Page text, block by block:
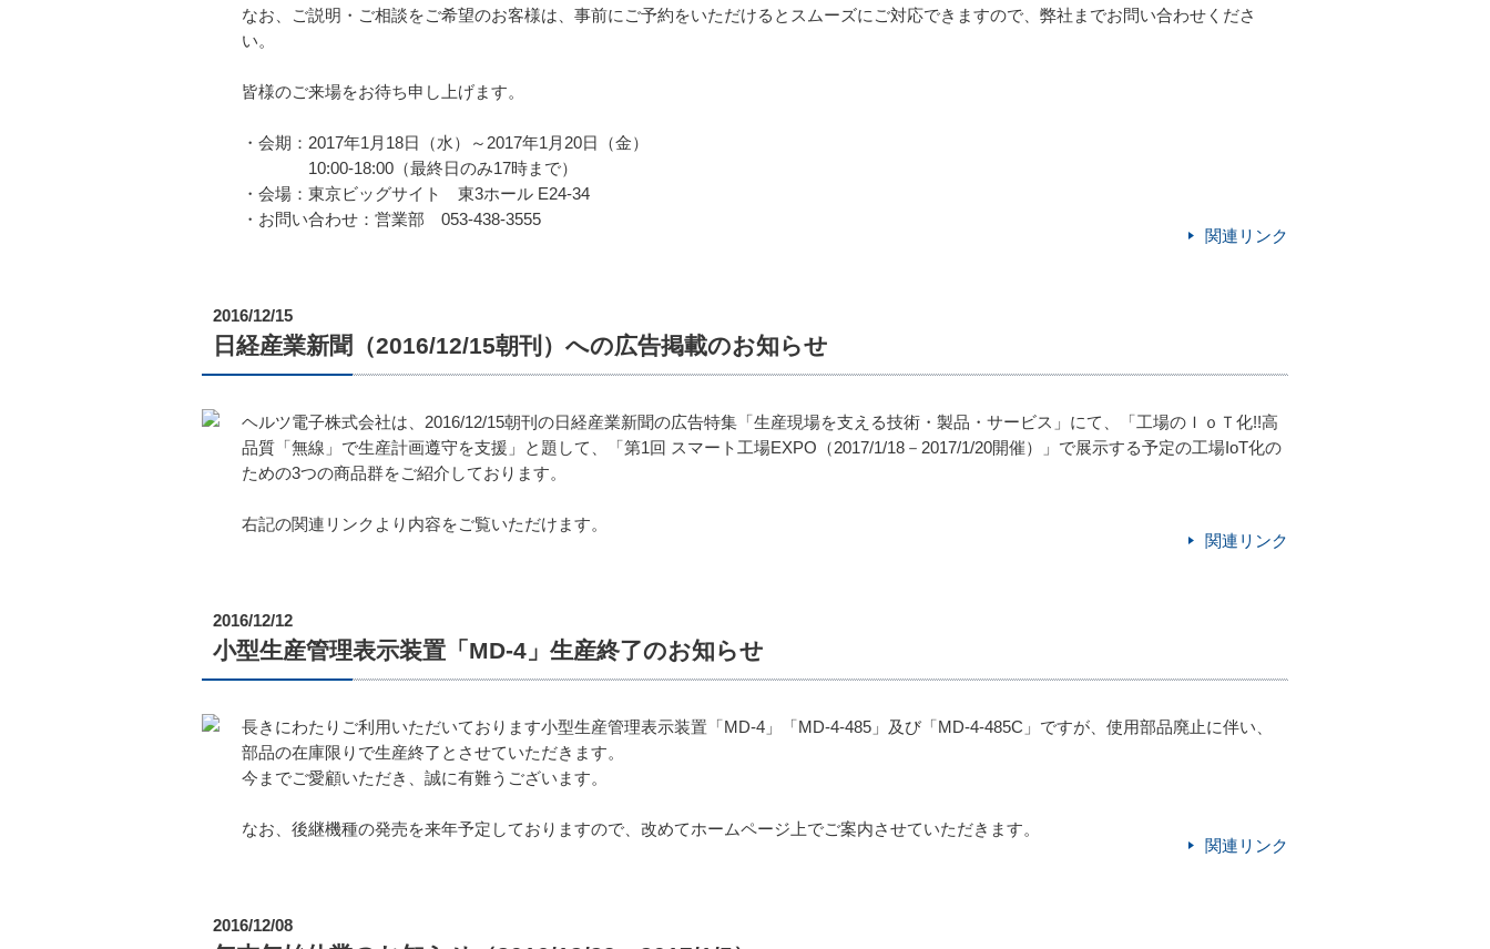
なお、ご説明・ご相談をご希望のお客様は、事前にご予約をいただけるとスムーズにご対応できますので、弊社までお問い合わせくださ
い。
皆様のご来場をお待ち申し上げます。
・会期：2017年1月18日（水）～2017年1月20日（金）
10:00-18:00（最終日のみ17時まで）
・会場：東京ビッグサイト 東3ホール E24-34
・お問い合わせ：営業部 053-438-3555
関連リンク
2016/12/15
日経産業新聞（2016/12/15朝刊）への広告掲載のお知らせ
ヘルツ電子株式会社は、2016/12/15朝刊の日経産業新聞の広告特集「生産現場を支える技術・製品・サービス」にて、「工場のＩｏＴ化!!高
品質「無線」で生産計画遵守を支援」と題して、「第1回 スマート工場EXPO（2017/1/18－2017/1/20開催）」で展示する予定の工場IoT化の
ための3つの商品群をご紹介しております。
右記の関連リンクより内容をご覧いただけます。
関連リンク
2016/12/12
小型生産管理表示装置「MD-4」生産終了のお知らせ
長きにわたりご利用いただいております小型生産管理表示装置「MD-4」「MD-4-485」及び「MD-4-485C」ですが、使用部品廃止に伴い、
部品の在庫限りで生産終了とさせていただきます。
今までご愛顧いただき、誠に有難うございます。
なお、後継機種の発売を来年予定しておりますので、改めてホームページ上でご案内させていただきます。
関連リンク
2016/12/08